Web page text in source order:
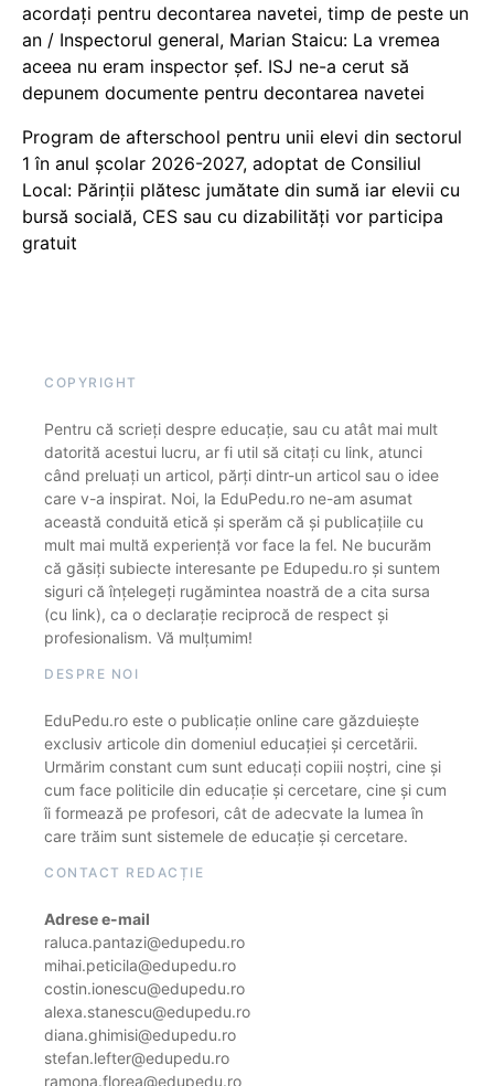
acordați pentru decontarea navetei, timp de peste un
an / Inspectorul general, Marian Staicu: La vremea
aceea nu eram inspector șef. ISJ ne-a cerut să
depunem documente pentru decontarea navetei
Program de afterschool pentru unii elevi din sectorul
1 în anul școlar 2026-2027, adoptat de Consiliul
Local: Părinții plătesc jumătate din sumă iar elevii cu
bursă socială, CES sau cu dizabilităţi vor participa
gratuit
COPYRIGHT
Pentru că scrieți despre educație, sau cu atât mai mult
datorită acestui lucru, ar fi util să citați cu link, atunci
când preluați un articol, părți dintr-un articol sau o idee
care v-a inspirat. Noi, la EduPedu.ro ne-am asumat
această conduită etică și sperăm că și publicațiile cu
mult mai multă experiență vor face la fel. Ne bucurăm
că găsiți subiecte interesante pe Edupedu.ro și suntem
siguri că înțelegeți rugămintea noastră de a cita sursa
(cu link), ca o declarație reciprocă de respect și
profesionalism. Vă mulțumim!
DESPRE NOI
EduPedu.ro este o publicație online care găzduiește
exclusiv articole din domeniul educației și cercetării.
Urmărim constant cum sunt educați copiii noștri, cine și
cum face politicile din educație și cercetare, cine și cum
îi formează pe profesori, cât de adecvate la lumea în
care trăim sunt sistemele de educație și cercetare.
CONTACT REDACȚIE
Adrese e-mail
raluca.pantazi@edupedu.ro
mihai.peticila@edupedu.ro
costin.ionescu@edupedu.ro
alexa.stanescu@edupedu.ro
diana.ghimisi@edupedu.ro
stefan.lefter@edupedu.ro
ramona.florea@edupedu.ro